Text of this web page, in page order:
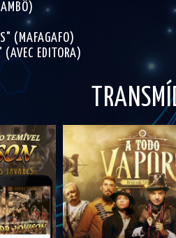
(MAFAGAFO)
EDITORA)